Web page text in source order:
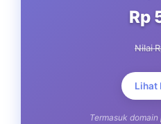
Rp
Nilai
Lihat
Termasuk